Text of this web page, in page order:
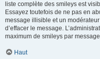
liste complète des smileys est
Essayez toutefois de ne pas en
message illisible et un
d’effacer le message.
maximum de smileys par
Haut